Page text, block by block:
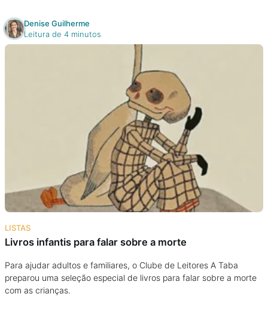
Denise Guilherme
Leitura de 4 minutos
LISTAS
Livros infantis para falar sobre a morte
Para ajudar adultos e familiares, o Clube de Leitores A Taba
preparou uma seleção especial de livros para falar sobre a morte
com as crianças.